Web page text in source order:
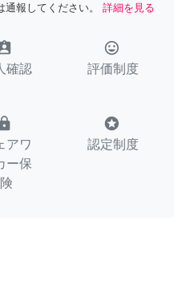
報してください。
詳細を見る
確認
tag_faces
評価制度
アワ
ー保
険
stars
認定制度